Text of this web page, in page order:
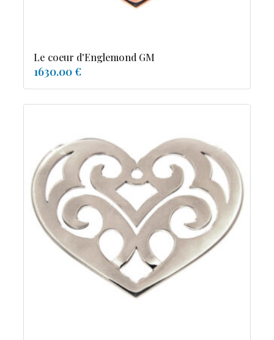
Le coeur d'Englemond GM
1630.00 €